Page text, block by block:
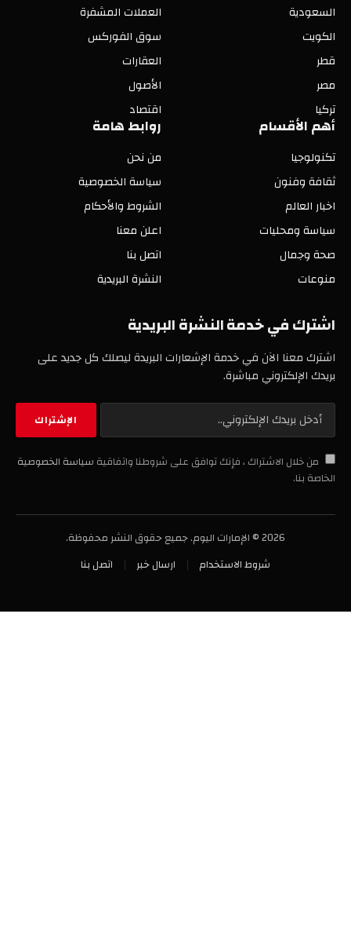
السعودية
الكويت
قطر
مصر
تركيا
العملات المشفرة
سوق الفوركس
العقارات
الأصول
اقتصاد
أهم الأقسام
تكنولوجيا
ثقافة وفنون
اخبار العالم
سياسة ومحليات
صحة وجمال
منوعات
روابط هامة
من نحن
سياسة الخصوصية
الشروط والأحكام
اعلن معنا
اتصل بنا
النشرة البريدية
اشترك في خدمة النشرة البريدية
اشترك معنا الآن في خدمة الإشعارات البريدة ليصلك كل جديد على
بريدك الإلكتروني مباشرة.
من خلال الاشتراك ، فإنك توافق على شروطنا واتفاقية سياسة الخصوصية
الخاصة بنا.
2026 © الإمارات اليوم. جميع حقوق النشر محفوظة.
شروط الاستخدام
ارسال خبر اتصل بنا